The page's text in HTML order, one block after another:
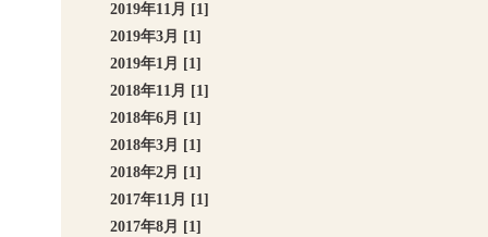
2019年11月 [1]
2019年3月 [1]
2019年1月 [1]
2018年11月 [1]
2018年6月 [1]
2018年3月 [1]
2018年2月 [1]
2017年11月 [1]
2017年8月 [1]